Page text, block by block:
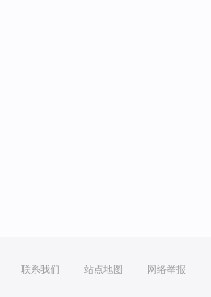
联系我们 站点地图 网络举报